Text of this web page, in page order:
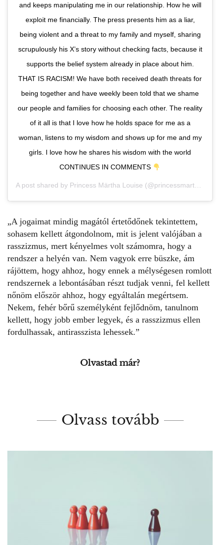
and keeps manipulating me in our relationship. How he will
exploit me financially. The press presents him as a liar,
being violent and a threat to my family and myself, sharing
scrupulously his X’s story without checking facts, because it
supports the belief system already in place about him.
THAT IS RACISM! We have both received death threats for
being together and have weekly been told that we shame
our people and families for choosing each other. The reality
of it all is that I love how he holds space for me as a
woman, listens to my wisdom and shows up for me and my
girls. I love how he shares his wisdom with the world
CONTINUES IN COMMENTS
A post shared by Princess Märtha Louise (@princessmarthalouise) on
„A jogaimat mindig magától értetődőnek tekintettem,
sohasem kellett átgondolnom, mit is jelent valójában a
rasszizmus, mert kényelmes volt számomra, hogy a
rendszer a helyén van. Nem vagyok erre büszke, ám
rájöttem, hogy ahhoz, hogy ennek a mélységesen romlott
rendszernek a lebontásában részt tudjak venni, fel kellett
nőnöm először ahhoz, hogy egyáltalán megértsem.
Nekem, fehér bőrű személyként fejlődnöm, tanulnom
kellett, hogy jobb ember legyek, és a rasszizmus ellen
fordulhassak, antirasszista lehessek.”
Olvastad már?
Olvass tovább